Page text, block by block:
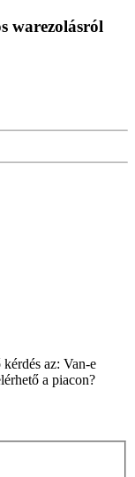
warezolásról
az: Van-e
a piacon?